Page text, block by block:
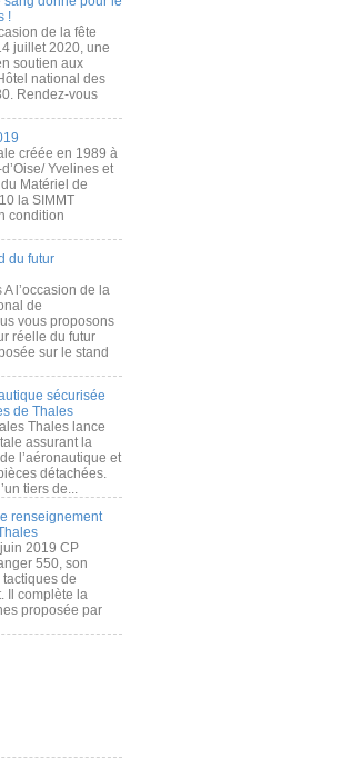
!
de la fête
juillet 2020, une
soutien aux
national des
Rendez-vous
créée en 1989 à
Yvelines et
Matériel de
la SIMMT
condition
du futur
l’occasion de la
de
vous proposons
réelle du futur
sur le stand
sécurisée
de Thales
Thales lance
assurant la
l’aéronautique et
détachées.
tiers de...
renseignement
2019 CP
550, son
de
Il complète la
proposée par